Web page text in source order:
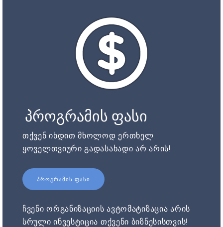
პროგრამის ფასი
თქვენ იხდით მხოლოდ ერთხელ.
ყოველთვიური გადასახადი არ არის!
ᲞᲠᲝᲒᲠᲐᲛᲘᲡ ᲤᲐᲡᲘ
ჩვენი ორგანიზაციის ავტომატიზაცია არის
სრული ინვესტიცია თქვენი ბიზნესისთვის!